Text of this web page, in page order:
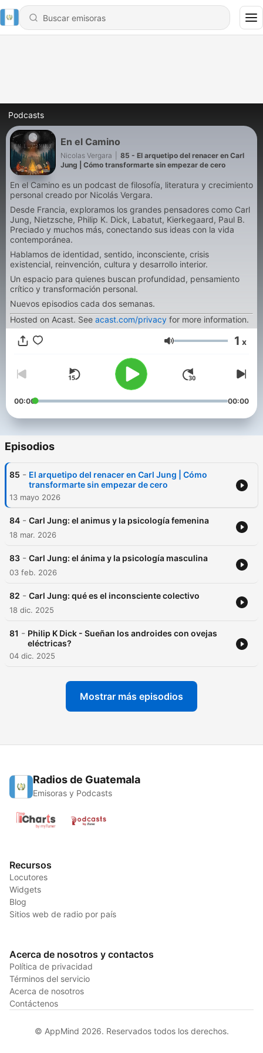
Podcasts
En el Camino
Nicolas Vergara
85 - El arquetipo del renacer en Carl
Jung | Cómo transformarte sin empezar de cero
En el Camino es un podcast de filosofía, literatura y crecimiento
personal creado por Nicolás Vergara.
Desde Francia, exploramos los grandes pensadores como Carl
Jung, Nietzsche, Philip K. Dick, Labatut, Kierkegaard, Paul B.
Preciado y muchos más, conectando sus ideas con la vida
contemporánea.
Hablamos de identidad, sentido, inconsciente, crisis
existencial, reinvención, cultura y desarrollo interior.
Un espacio para quienes buscan profundidad, pensamiento
crítico y transformación personal.
Nuevos episodios cada dos semanas.
Hosted on Acast. See acast.com/privacy for more information.
Volumen 1 x
00:00 00:00
Episodios
85 - El arquetipo del renacer en Carl Jung | Cómo
transformarte sin empezar de cero
13 mayo 2026
84 - Carl Jung: el animus y la psicología femenina
18 mar. 2026
83 - Carl Jung: el ánima y la psicología masculina
03 feb. 2026
82 - Carl Jung: qué es el inconsciente colectivo
18 dic. 2025
81 - Philip K Dick - Sueñan los androides con ovejas
eléctricas?
04 dic. 2025
Mostrar más episodios
Radios de Guatemala
Emisoras y Podcasts
Recursos
Locutores
Widgets
Blog
Sitios web de radio por país
Acerca de nosotros y contactos
Política de privacidad
Términos del servicio
Acerca de nosotros
Contáctenos
© AppMind 2026. Reservados todos los derechos.